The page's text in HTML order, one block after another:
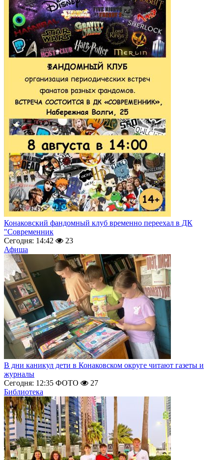
Конаковский фандомный клуб временно переехал в ДК
"Современник
Сегодня: 14:42
23
Афиша
В дни каникул дети в Конаковском округе читают газеты и
журналы
Сегодня: 12:35 ФОТО
27
Библиотека